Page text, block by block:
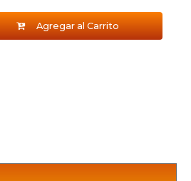
Agregar al Carrito